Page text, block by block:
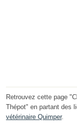
Retrouvez cette page
Thépot" en partant des
vétérinaire Quimper.